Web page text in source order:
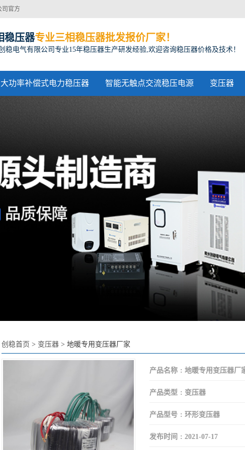
司官方
稳压器专业三相稳压器批发报价厂家！
稳电气有限公司专业15年稳压器生产研发经验,欢迎咨询稳压器价格及技术！
大功率补偿式电力稳压器 智能无触点交流稳压电源 变压器
创稳首页 > 变压器 > 地暖专用变压器厂家
产品名称 : 地暖专用变压器厂
产品类型 : 变压器
产品型号 : 环形变压器
发布时间 : 2021-07-17